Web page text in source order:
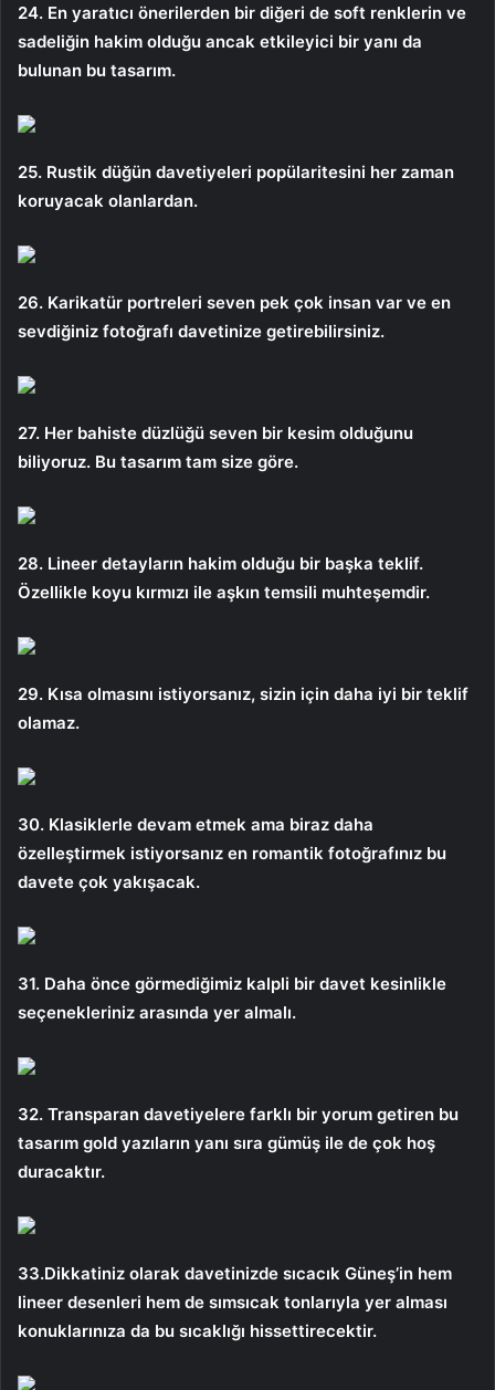
24. En yaratıcı önerilerden bir diğeri de soft renklerin ve
sadeliğin hakim olduğu ancak etkileyici bir yanı da
bulunan bu tasarım.
25. Rustik düğün davetiyeleri popülaritesini her zaman
koruyacak olanlardan.
26. Karikatür portreleri seven pek çok insan var ve en
sevdiğiniz fotoğrafı davetinize getirebilirsiniz.
27. Her bahiste düzlüğü seven bir kesim olduğunu
biliyoruz. Bu tasarım tam size göre.
28. Lineer detayların hakim olduğu bir başka teklif.
Özellikle koyu kırmızı ile aşkın temsili muhteşemdir.
29. Kısa olmasını istiyorsanız, sizin için daha iyi bir teklif
olamaz.
30. Klasiklerle devam etmek ama biraz daha
özelleştirmek istiyorsanız en romantik fotoğrafınız bu
davete çok yakışacak.
31. Daha önce görmediğimiz kalpli bir davet kesinlikle
seçenekleriniz arasında yer almalı.
32. Transparan davetiyelere farklı bir yorum getiren bu
tasarım gold yazıların yanı sıra gümüş ile de çok hoş
duracaktır.
33.Dikkatiniz olarak davetinizde sıcacık Güneş’in hem
lineer desenleri hem de sımsıcak tonlarıyla yer alması
konuklarınıza da bu sıcaklığı hissettirecektir.